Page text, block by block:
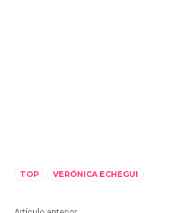
TOP VERÓNICA ECHEGUI